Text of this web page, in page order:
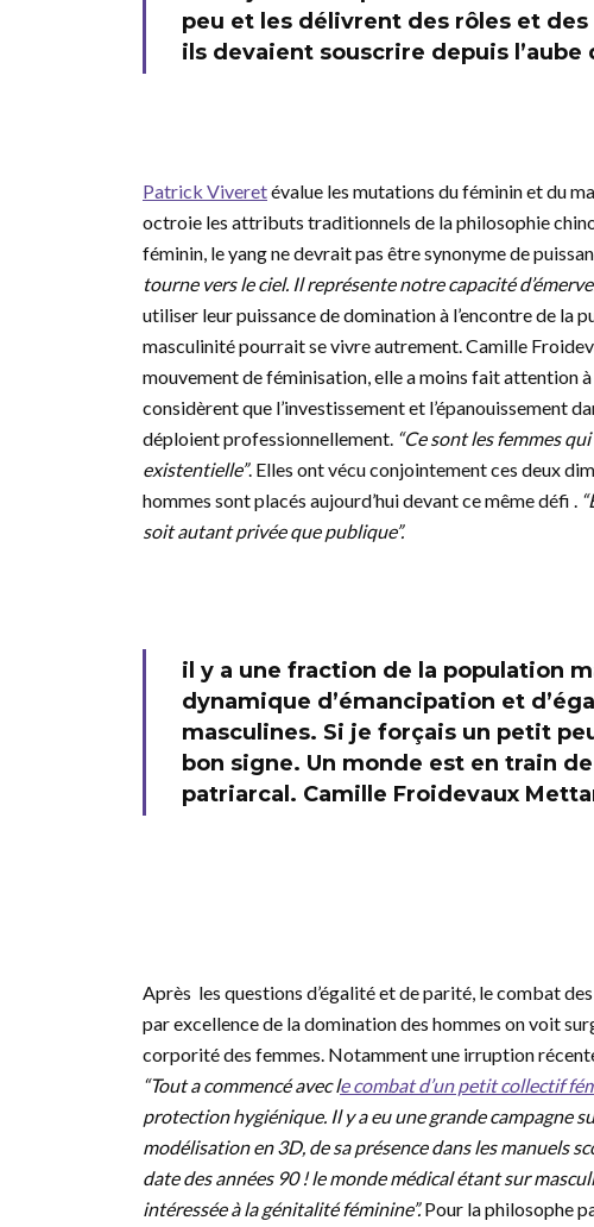
peu et les délivrent des rôles et
ils devaient souscrire depuis l’aube
Patrick Viveretévalue les mutations du féminin et du
octroie les attributs traditionnels de la philosophie
féminin, le yang ne devrait pas être synonyme de
tourne vers le ciel. Il représente notre capacité
utiliser leur puissance de domination à l’encontre de la
masculinité pourrait se vivre autrement. Camille
mouvement de féminisation, elle a moins fait attention
considèrent que l’investissement et l’épanouissement
déploient professionnellement. “Ce sont les femmes
existentielle”. Elles ont vécu conjointement ces deux
hommes sont placés aujourd’hui devant ce même défi .
soit autant privée que publique”.
il y a une fraction de la population
dynamique d’émancipation et
masculines. Si je forçais un petit
bon signe. Un monde est en train
patriarcal. Camille Froidevaux
Après les questions d’égalité et de parité, le combat
par excellence de la domination des hommes on voit
corporité des femmes. Notamment une irruption
“Tout a commencé avec le combat d’un petit collectif
protection hygiénique. Il y a eu une grande campagne
modélisation en 3D, de sa présence dans les manuels
date des années 90 ! le monde médical étant sur
intéressée à la génitalité féminine”.Pour la philosophe